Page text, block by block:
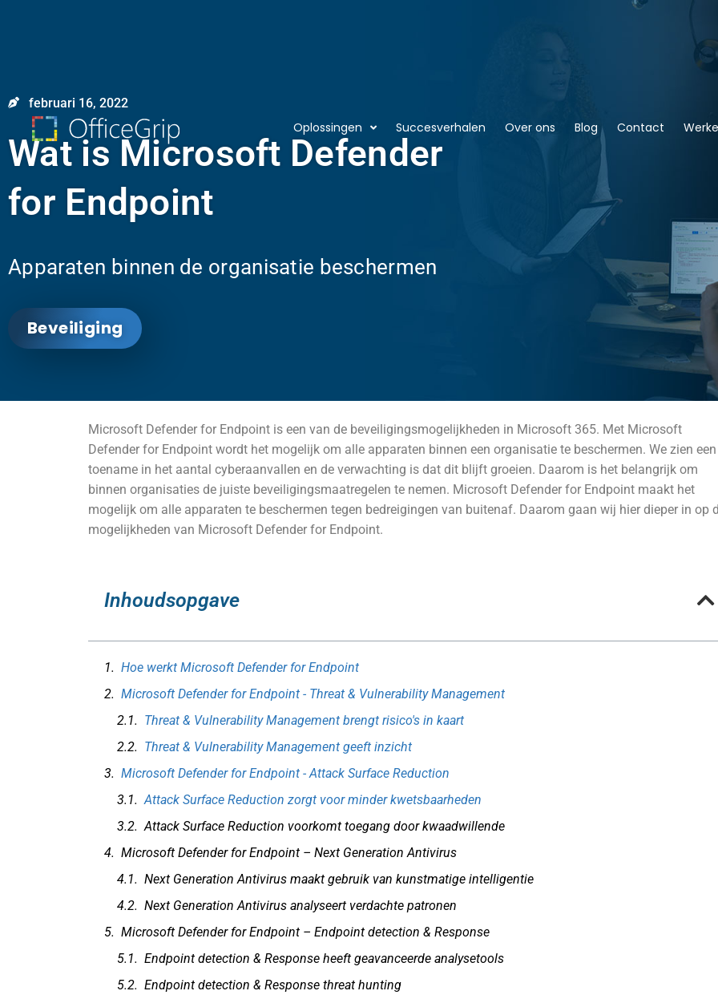
Oplossingen Succesverhalen Over ons Blog Contact
februari 16, 2022
Wat is Microsoft Defender
for Endpoint
Apparaten binnen de organisatie beschermen
Beveiliging
Microsoft Defender for Endpoint is een van de beveiligingsmogelijkheden in Microsoft 365. Met Microsoft
Defender for Endpoint wordt het mogelijk om alle apparaten binnen een organisatie te beschermen. We zien een
toename in het aantal cyberaanvallen en de verwachting is dat dit blijft groeien. Daarom is het belangrijk om
binnen organisaties de juiste beveiligingsmaatregelen te nemen. Microsoft Defender for Endpoint maakt het
mogelijk om alle apparaten te beschermen tegen bedreigingen van buitenaf. Daarom gaan wij hier dieper in op
mogelijkheden van Microsoft Defender for Endpoint.
Inhoudsopgave
Hoe werkt Microsoft Defender for Endpoint
Microsoft Defender for Endpoint - Threat & Vulnerability Management
Threat & Vulnerability Management brengt risico's in kaart
Threat & Vulnerability Management geeft inzicht
Microsoft Defender for Endpoint - Attack Surface Reduction
Attack Surface Reduction zorgt voor minder kwetsbaarheden
Attack Surface Reduction voorkomt toegang door kwaadwillende
Microsoft Defender for Endpoint – Next Generation Antivirus
Next Generation Antivirus maakt gebruik van kunstmatige intelligentie
Next Generation Antivirus analyseert verdachte patronen
Microsoft Defender for Endpoint – Endpoint detection & Response
Endpoint detection & Response heeft geavanceerde analysetools
Endpoint detection & Response threat hunting